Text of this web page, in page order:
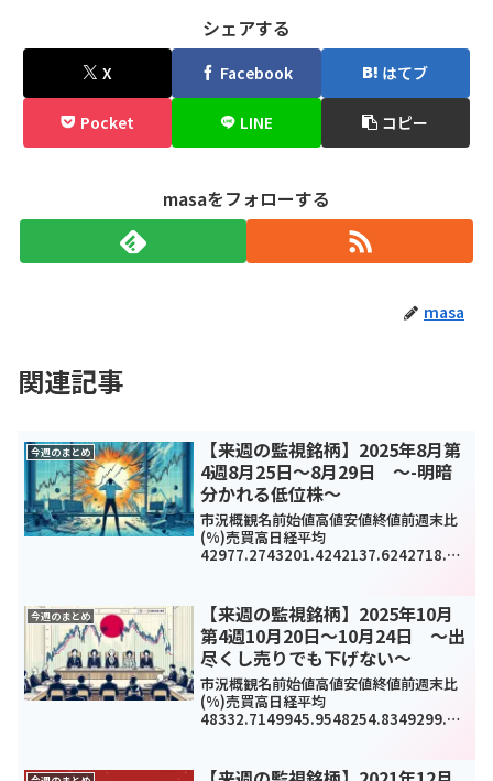
シェアする
X Facebook はてブ
Pocket LINE コピー
masaをフォローする
masa
関連記事
今週のまとめ
【来週の監視銘柄】2025年8月第
4週8月25日～8月29日 ～-明暗
分かれる低位株～
市況概観名前始値高値安値終値前週末比
(%)売買高日経平均
42977.2743201.4242137.6242718.47
今週のまとめ
【来週の監視銘柄】2025年10月
第4週10月20日～10月24日 ～出
尽くし売りでも下げない～
市況概観名前始値高値安値終値前週末比
(%)売買高日経平均
48332.7149945.9548254.8349299.65